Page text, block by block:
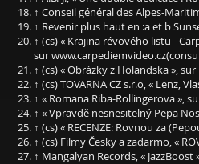
↑ Conseil général des Alpes-
↑ Revenir plus haut en :a et b
↑ (cs) « Krajina révového listu -
surwww.carpediemvideo.cz
↑ (cs) « Obrázky z Holandska »,
↑ (cs) TOVARNA CZ s.r.o, « Lenz,
↑ « Romana Riba-Rollingerova »,
↑ « Vpravdě nesnesitelný Pepa
↑ (cs) « RECENZE: Rovnou za
↑ (cs) Filmy Česky a zadarmo, «
↑ Mangalyan Records, « JazzBoost